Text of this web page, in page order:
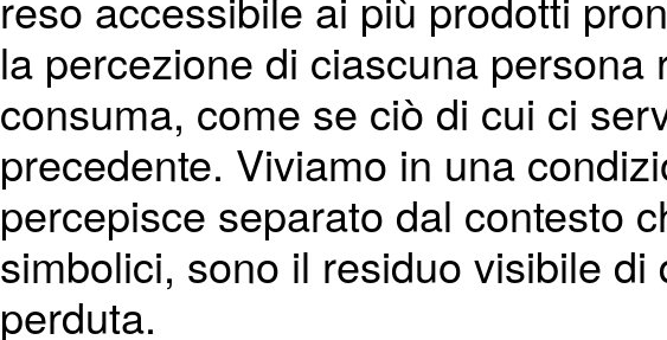
la percezione di ciascuna
consuma, come se ciò di cui ci
precedente. Viviamo in una
percepisce separato dal contesto
simbolici, sono il residuo visibile
perduta.